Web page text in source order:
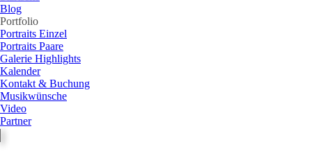
Blog
Portfolio
Portraits Einzel
Portraits Paare
Galerie Highlights
Kalender
Kontakt & Buchung
Musikwünsche
Video
Partner